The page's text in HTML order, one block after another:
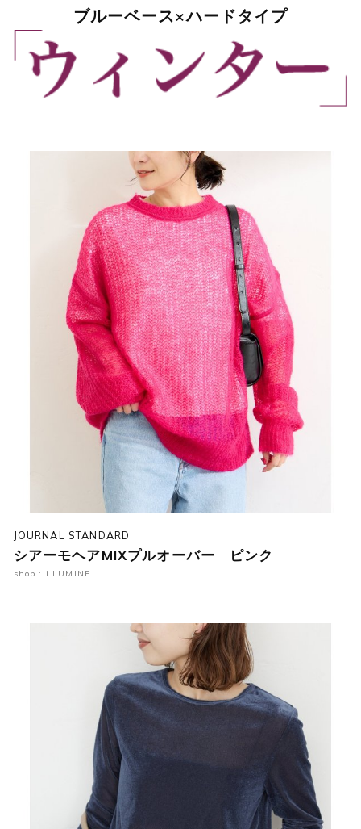
ブルーベース×ハードタイプ
JOURNAL STANDARD
シアーモヘアMIXプルオーバー ピンク
shop : i LUMINE